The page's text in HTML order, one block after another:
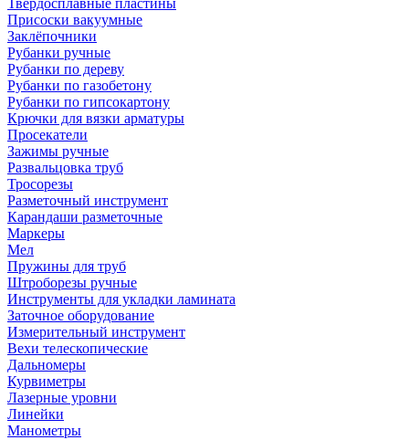
Твердосплавные пластины
Присоски вакуумные
Заклёпочники
Рубанки ручные
Рубанки по дереву
Рубанки по газобетону
Рубанки по гипсокартону
Крючки для вязки арматуры
Просекатели
Зажимы ручные
Развальцовка труб
Тросорезы
Разметочный инструмент
Карандаши разметочные
Маркеры
Мел
Пружины для труб
Штроборезы ручные
Инструменты для укладки ламината
Заточное оборудование
Измерительный инструмент
Вехи телескопические
Дальномеры
Курвиметры
Лазерные уровни
Линейки
Манометры